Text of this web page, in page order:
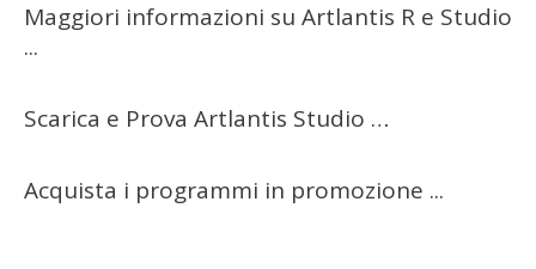
Maggiori informazioni su Artlantis R e Studio
...
Scarica e Prova Artlantis Studio …
Acquista i programmi in promozione ...